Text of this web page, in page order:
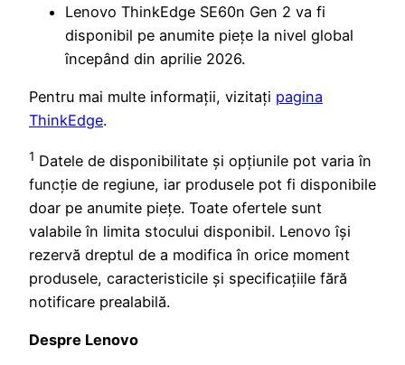
Lenovo ThinkEdge SE60n Gen 2 va fi
disponibil pe anumite piețe la nivel global
începând din aprilie 2026.
Pentru mai multe informații, vizitați pagina
ThinkEdge.
1 Datele de disponibilitate și opțiunile pot varia în
funcție de regiune, iar produsele pot fi disponibile
doar pe anumite piețe. Toate ofertele sunt
valabile în limita stocului disponibil. Lenovo își
rezervă dreptul de a modifica în orice moment
produsele, caracteristicile și specificațiile fără
notificare prealabilă.
Despre Lenovo